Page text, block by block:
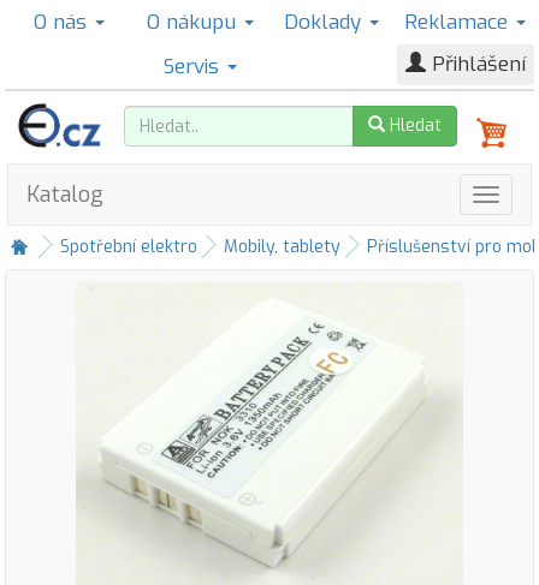
O nás O nákupu Doklady
Reklamace
Servis
Přihlášení
Hledat
Katalog
Spotřební elektro Mobily, tablety Příslušenství pro